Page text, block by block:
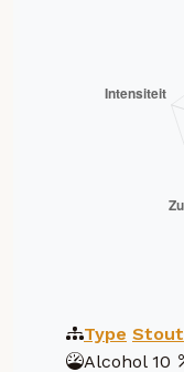
Type Stout
Alcohol 10